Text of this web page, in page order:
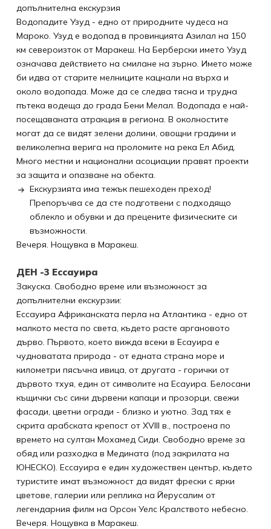
допълнителнa екскурзия
Водопадите Узуд - едно от природните чудеса на
Мароко. Узуд е водопад в провинцията Азилал на 150
км североизток от Маракеш. На Берберски името Узуд
означава действието на смилане на зърно. Името може
би идва от старите мелниците кацнали на върха и
около водопада. Може да се следва тясна и трудна
пътека водеща до града Бени Мелал. Водопада е най-
посещаваната атракция в региона. В околностите
могат да се видят зелени долини, овощни градини и
великолепна верига на проломите на река Ел Абид.
Много местни и национални асоциации правят проекти
за защита и опазване на обекта.
Eкскурзията има тежък пешеходен преход!
Препоръчва се да сте подготвени с подходящо
облекло и обувки и да прецените физическите си
възможности.
Вечеря. Нощувка в Маракеш.
ДЕН -3 Ессауира
Закуска. Свободно време или възможност за
допълнителни екскурзии:
Ессауира Африканската перла на Атлантика - едно от
малкото места по света, където расте аргановото
дърво. Първото, което вижда всеки в Есауира е
чудноватата природа - от едната страна море и
километри пясъчна ивица, от другата - горички от
дървото тхуя, един от символите на Есауира. Белосани
къщички със сини дървени капаци и прозорци, свежи
фасади, цветни огради - близко и уютно. Зад тях е
скрита арабската крепост от XVIII в., построена по
времето на султан Мохамед Сиди. Свободно време за
обяд или разходка в Медината (под закрилата на
ЮНЕСКО). Ессауира е един художествен център, където
туристите имат възможност да видят фрески с ярки
цветове, галерии или реплика на Йерусалим от
легендарния филм на Орсон Уелс Кралството небесно.
Вечеря. Нощувка в Маракеш.